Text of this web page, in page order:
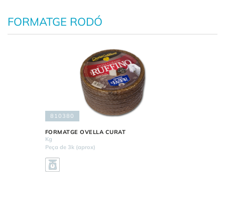
FORMATGE RODÓ
810380
FORMATGE OVELLA CURAT
Kg
Peça de 3k (aprox)